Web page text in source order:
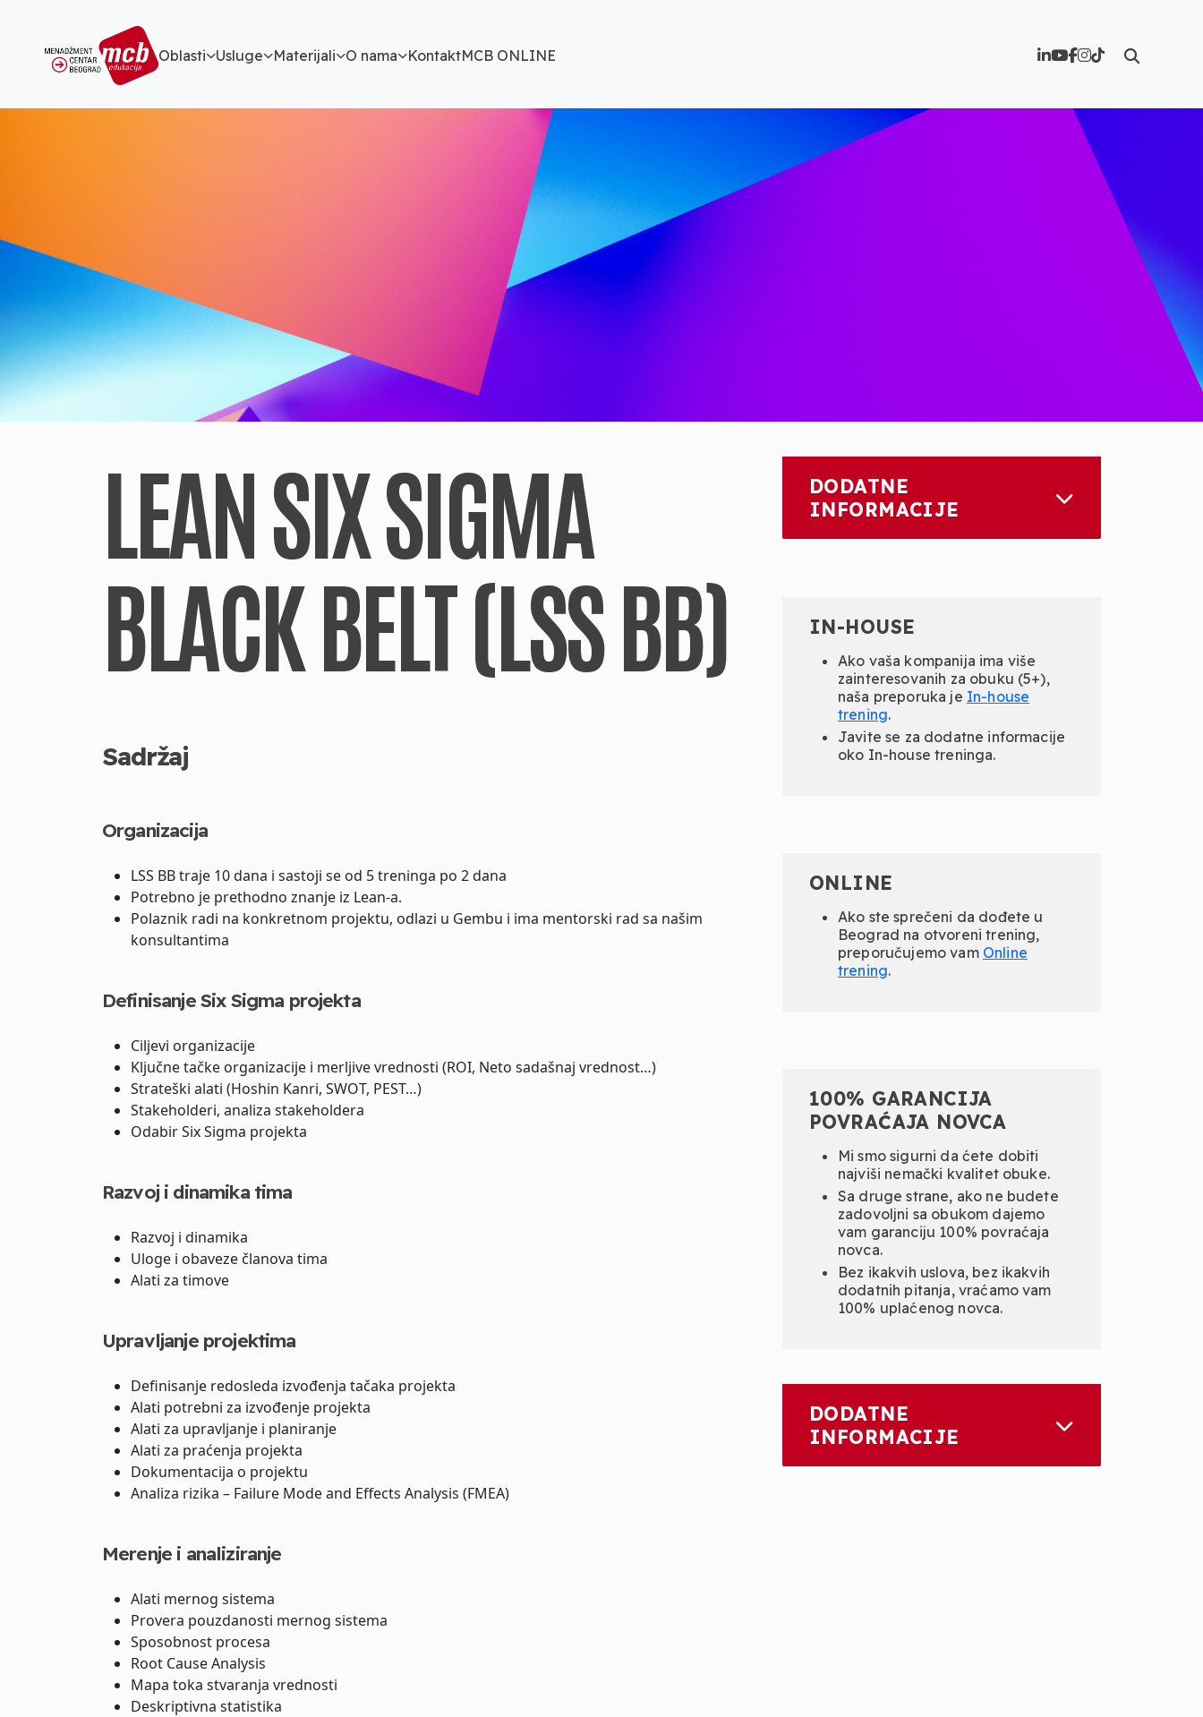
Oblasti Usluge Materijali O nama KontaktMCB ONLINE
LEAN SIX SIGMA
BLACK BELT (LSS BB)
Sadržaj
Organizacija
LSS BB traje 10 dana i sastoji se od 5 treninga po 2 dana
Potrebno je prethodno znanje iz Lean-a.
Polaznik radi na konkretnom projektu, odlazi u Gembu i ima mentorski rad sa našim
konsultantima
Definisanje Six Sigma projekta
Ciljevi organizacije
Ključne tačke organizacije i merljive vrednosti (ROI, Neto sadašnaj vrednost…)
Strateški alati (Hoshin Kanri, SWOT, PEST…)
Stakeholderi, analiza stakeholdera
Odabir Six Sigma projekta
Razvoj i dinamika tima
Razvoj i dinamika
Uloge i obaveze članova tima
Alati za timove
Upravljanje projektima
Definisanje redosleda izvođenja tačaka projekta
Alati potrebni za izvođenje projekta
Alati za upravljanje i planiranje
Alati za praćenja projekta
Dokumentacija o projektu
Analiza rizika – Failure Mode and Effects Analysis (FMEA)
Merenje i analiziranje
Alati mernog sistema
Provera pouzdanosti mernog sistema
Sposobnost procesa
Root Cause Analysis
Mapa toka stvaranja vrednosti
Deskriptivna statistika
DODATNE
INFORMACIJE
IN-HOUSE
Ako vaša kompanija ima više
zainteresovanih za obuku (5+),
naša preporuka je In-house
trening.
Javite se za dodatne informacije
oko In-house treninga.
ONLINE
Ako ste sprečeni da dođete u
Beograd na otvoreni trening,
preporučujemo vam Online
trening.
100% GARANCIJA
POVRAĆAJA NOVCA
Mi smo sigurni da ćete dobiti
najviši nemački kvalitet obuke.
Sa druge strane, ako ne budete
zadovoljni sa obukom dajemo
vam garanciju 100% povraćaja
novca.
Bez ikakvih uslova, bez ikakvih
dodatnih pitanja, vraćamo vam
100% uplaćenog novca.
DODATNE
INFORMACIJE